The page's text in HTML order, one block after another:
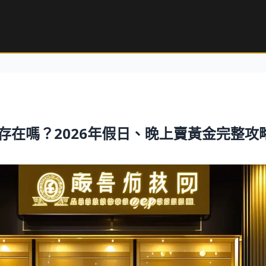
在嗎？2026年假日、晚上賣黃金完整攻